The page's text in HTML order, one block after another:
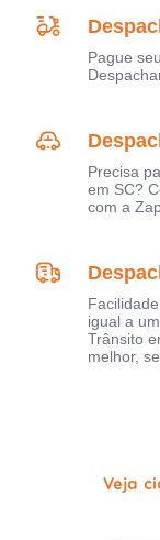
Pague
Precisa
em SC?
com a
igual a
Trânsito
melhor,
Veja